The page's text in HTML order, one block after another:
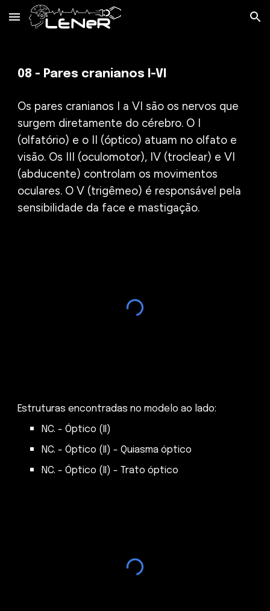
Skip to main content Skip to navigation
08 - Pares cranianos I-VI
Os pares cranianos I a VI são os nervos que
surgem diretamente do cérebro. O I
(olfatório) e o II (óptico) atuam no olfato e
visão. Os III (oculomotor), IV (troclear) e VI
(abducente) controlam os movimentos
oculares. O V (trigêmeo) é responsável pela
sensibilidade da face e mastigação.
Estruturas encontradas no modelo ao lado:
NC. - Óptico (II)
NC. - Óptico (II) - Quiasma óptico
NC. - Óptico (II) - Trato óptico